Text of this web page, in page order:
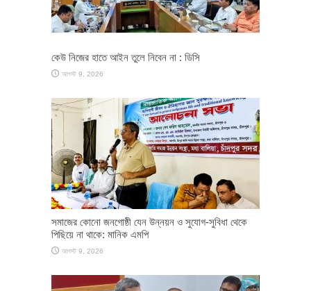
কেউ নিজের হাতে আইন তুলে নিবেন না : ডিসি
আগস্ট 9, 2026
সমাজের কোনো জনগোষ্ঠী যেন উন্নয়ন ও সুযোগ-সুবিধা থেকে
পিছিয়ে না থাকে: মানিক এমপি
আগস্ট 9, 2026